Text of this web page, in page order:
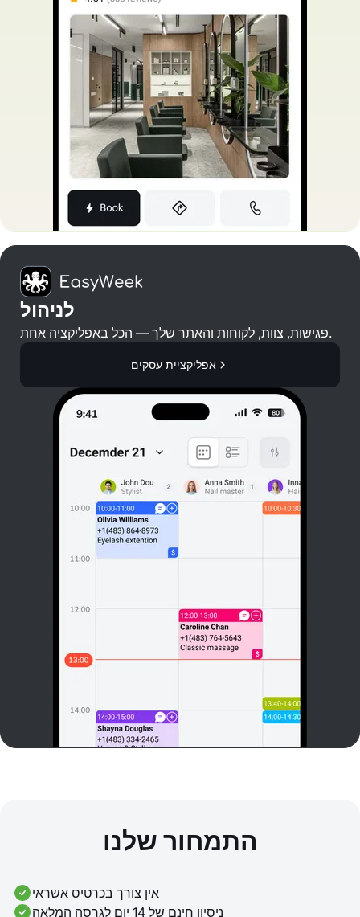
לניהול
פגישות, צוות, לקוחות והאתר שלך — הכל באפליקציה אחת.
אפליקציית עסקים
התמחור שלנו
אין צורך בכרטיס אשראי
ניסיון חינם של 14 יום לגרסה המלאה